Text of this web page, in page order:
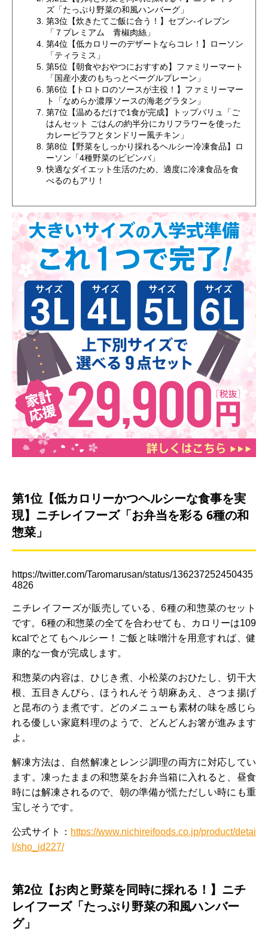
ズ「たっぷり野菜の和風ハンバーグ」
第3位【炊きたてご飯に合う！】セブン-イレブン
「７プレミアム 青椒肉絲」
第4位【低カロリーのデザートならコレ！】ローソン
「ティラミス」
第5位【朝食やおやつにおすすめ】ファミリーマート
「国産小麦のもちっとベーグルプレーン」
第6位【トロトロのソースが主役！】ファミリーマー
ト「なめらか濃厚ソースの海老グラタン」
第7位【温めるだけで1食が完成】トップバリュ「ご
はんセット ごはんの約半分にカリフラワーを使った
カレーピラフとタンドリー風チキン」
第8位【野菜をしっかり採れるヘルシー冷凍食品】ロ
ーソン「4種野菜のビビンバ」
快適なダイエット生活のため、適度に冷凍食品を食
べるのもアリ！
第1位【低カロリーかつヘルシーな食事を実
現】ニチレイフーズ「お弁当を彩る 6種の和
惣菜」
https://twitter.com/Taromarusan/status/136237252450435
4826
ニチレイフーズが販売している、6種の和惣菜のセット
です。6種の和惣菜の全てを合わせても、カロリーは109
kcalでとてもヘルシー！ご飯と味噌汁を用意すれば、健
康的な一食が完成します。
和惣菜の内容は、ひじき煮、小松菜のおひたし、切干大
根、五目きんぴら、ほうれんそう胡麻あえ、さつま揚げ
と昆布のうま煮です。どのメニューも素材の味を感じら
れる優しい家庭料理のようで、どんどんお箸が進みます
よ。
解凍方法は、自然解凍とレンジ調理の両方に対応してい
ます。凍ったままの和惣菜をお弁当箱に入れると、昼食
時には解凍されるので、朝の準備が慌ただしい時にも重
宝しそうです。
公式サイト： https://www.nichireifoods.co.jp/product/detai
l/sho_id227/
第2位【お肉と野菜を同時に採れる！】ニチ
レイフーズ「たっぷり野菜の和風ハンバー
グ」